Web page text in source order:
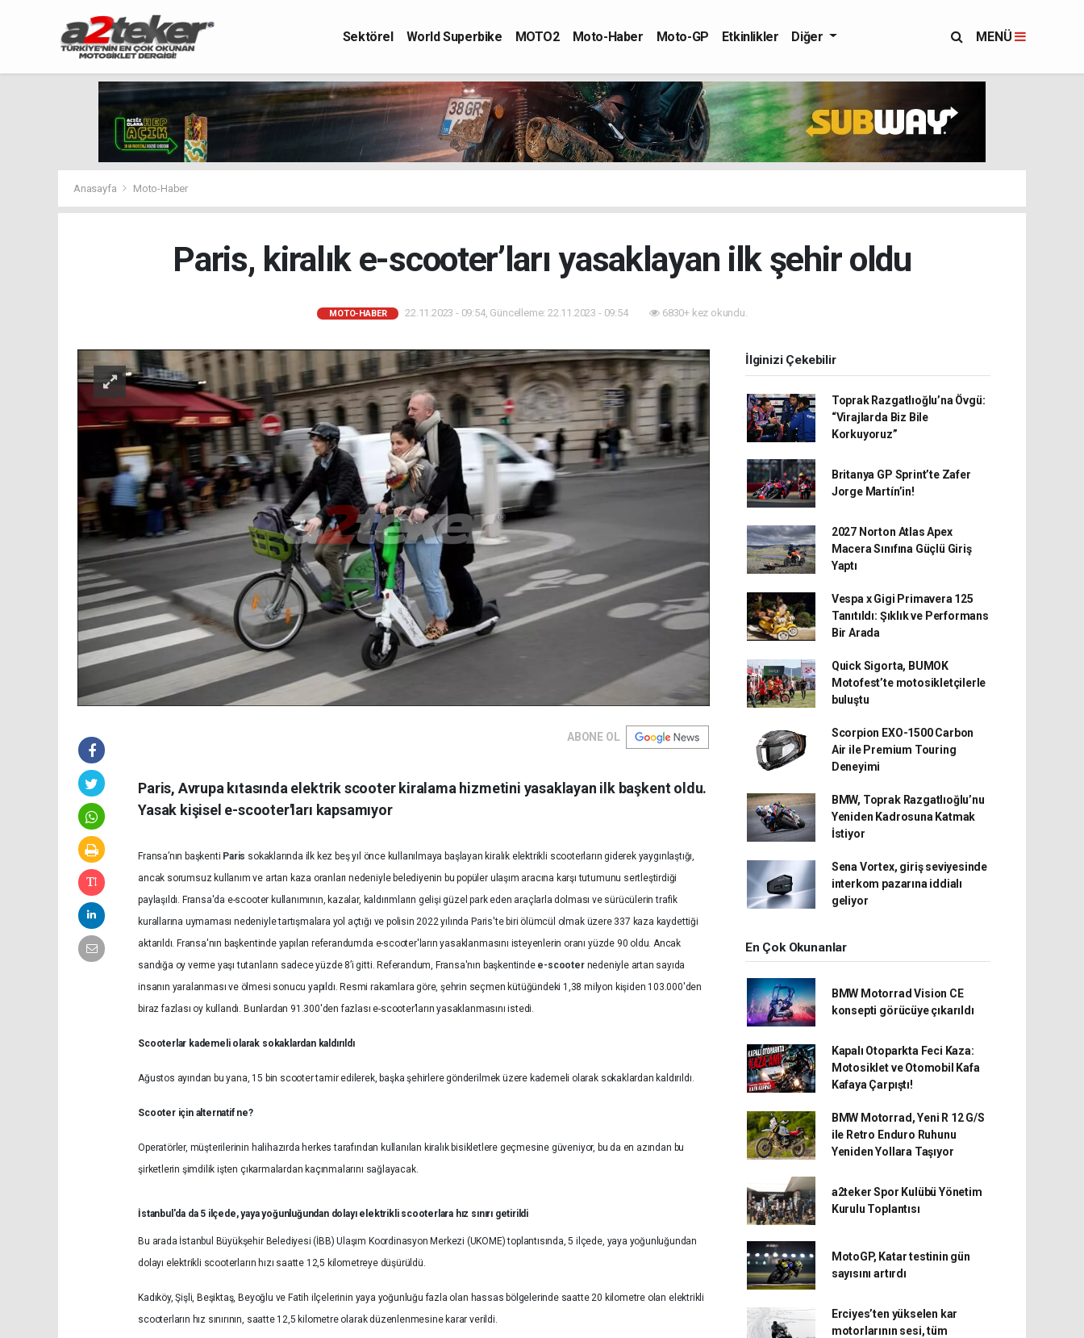
Sektörel World Superbike MOTO2 Moto-Haber Moto-GP Etkinlikler Diğer MENÜ
Anasayfa Moto-Haber
Paris, kiralık e-scooter’ları yasaklayan ilk şehir oldu
MOTO-HABER 22.11.2023 - 09:54, Güncelleme: 22.11.2023 - 09:54 6830+ kez okundu.
ABONE OL
Paris, Avrupa kıtasında elektrik scooter kiralama hizmetini yasaklayan ilk başkent oldu.
Yasak kişisel e-scooter'ları kapsamıyor
Fransa’nın başkenti Paris sokaklarında ilk kez beş yıl önce kullanılmaya başlayan kiralık elektrikli scooterların giderek yaygınlaştığı,
ancak sorumsuz kullanım ve artan kaza oranları nedeniyle belediyenin bu popüler ulaşım aracına karşı tutumunu sertleştirdiği
paylaşıldı. Fransa'da e-scooter kullanımının, kazalar, kaldırımların gelişi güzel park eden araçlarla dolması ve sürücülerin trafik
kurallarına uymaması nedeniyle tartışmalara yol açtığı ve polisin 2022 yılında Paris'te biri ölümcül olmak üzere 337 kaza kaydettiği
aktarıldı. Fransa'nın başkentinde yapılan referandumda e-scooter'ların yasaklanmasını isteyenlerin oranı yüzde 90 oldu. Ancak
sandığa oy verme yaşı tutanların sadece yüzde 8’i gitti.Referandum, Fransa'nın başkentinde e-scooter nedeniyle artan sayıda
insanın yaralanması ve ölmesi sonucu yapıldı.Resmi rakamlara göre, şehrin seçmen kütüğündeki 1,38 milyon kişiden 103.000'den
biraz fazlası oy kullandı. Bunlardan 91.300'den fazlası e-scooter’ların yasaklanmasını istedi.
Scooterlar kademeli olarak sokaklardan kaldırıldı
Ağustos ayından bu yana, 15 bin scooter tamir edilerek, başka şehirlere gönderilmek üzere kademeli olarak sokaklardan kaldırıldı.
Scooter için alternatif ne?
Operatörler, müşterilerinin halihazırda herkes tarafından kullanılan kiralık bisikletlere geçmesine güveniyor, bu da en azından bu
şirketlerin şimdilik işten çıkarmalardan kaçınmalarını sağlayacak.
İstanbul'da da 5 ilçede, yaya yoğunluğundan dolayı elektrikli scooterlara hız sınırı getirildi
Bu arada İstanbul Büyükşehir Belediyesi (İBB) Ulaşım Koordinasyon Merkezi (UKOME) toplantısında, 5 ilçede, yaya yoğunluğundan
dolayı elektrikli scooterların hızı saatte 12,5 kilometreye düşürüldü.
Kadıköy, Şişli, Beşiktaş, Beyoğlu ve Fatih ilçelerinin yaya yoğunluğu fazla olan hassas bölgelerinde saatte 20 kilometre olan elektrikli
scooterların hız sınırının, saatte 12,5 kilometre olarak düzenlenmesine karar verildi.
İlginizi Çekebilir
Toprak Razgatlıoğlu’na Övgü:
“Virajlarda Biz Bile
Korkuyoruz”
Britanya GP Sprint’te Zafer
Jorge Martín’in!
2027 Norton Atlas Apex
Macera Sınıfına Güçlü Giriş
Yaptı
Vespa x Gigi Primavera 125
Tanıtıldı: Şıklık ve Performans
Bir Arada
Quick Sigorta, BUMOK
Motofest’te motosikletçilerle
buluştu
Scorpion EXO-1500 Carbon
Air ile Premium Touring
Deneyimi
BMW, Toprak Razgatlıoğlu’nu
Yeniden Kadrosuna Katmak
İstiyor
Sena Vortex, giriş seviyesinde
interkom pazarına iddialı
geliyor
En Çok Okunanlar
BMW Motorrad Vision CE
konsepti görücüye çıkarıldı
Kapalı Otoparkta Feci Kaza:
Motosiklet ve Otomobil Kafa
Kafaya Çarpıştı!
BMW Motorrad, Yeni R 12 G/S
ile Retro Enduro Ruhunu
Yeniden Yollara Taşıyor
a2teker Spor Kulübü Yönetim
Kurulu Toplantısı
MotoGP, Katar testinin gün
sayısını artırdı
Erciyes’ten yükselen kar
motorlarının sesi, tüm